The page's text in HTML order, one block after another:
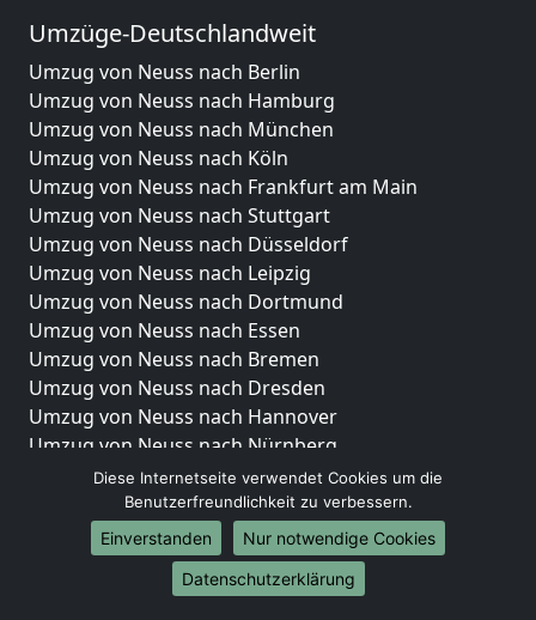
Umzüge-Deutschlandweit
Umzug von Neuss nach Berlin
Umzug von Neuss nach Hamburg
Umzug von Neuss nach München
Umzug von Neuss nach Köln
Umzug von Neuss nach Frankfurt am Main
Umzug von Neuss nach Stuttgart
Umzug von Neuss nach Düsseldorf
Umzug von Neuss nach Leipzig
Umzug von Neuss nach Dortmund
Umzug von Neuss nach Essen
Umzug von Neuss nach Bremen
Umzug von Neuss nach Dresden
Umzug von Neuss nach Hannover
Umzug von Neuss nach Nürnberg
Umzug von Neuss nach Duisburg
Umzug von Neuss nach Bochum
Umzug von Neuss nach Wuppertal
Umzug von Neuss nach Bielefeld
Umzug von Neuss nach Bonn
Diese Internetseite verwendet Cookies um die
Benutzerfreundlichkeit zu verbessern.
Einverstanden
Nur notwendige Cookies
Datenschutzerklärung